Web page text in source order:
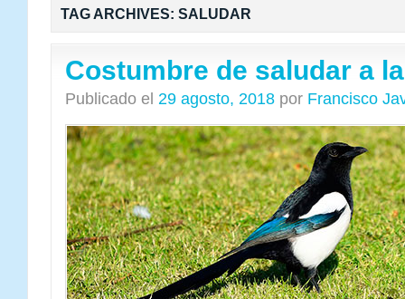
TAG ARCHIVES: SALUDAR
Costumbre de saludar a
Publicado el 29 agosto, 2018 por Francisco